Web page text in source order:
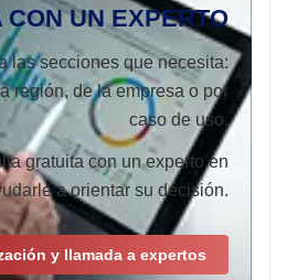
CON UN EXPERTO
las secciones que necesita:
región, de la empresa o por
caso de uso.
gratuita con un experto en
a orientar su decisión.
y llamada a expertos